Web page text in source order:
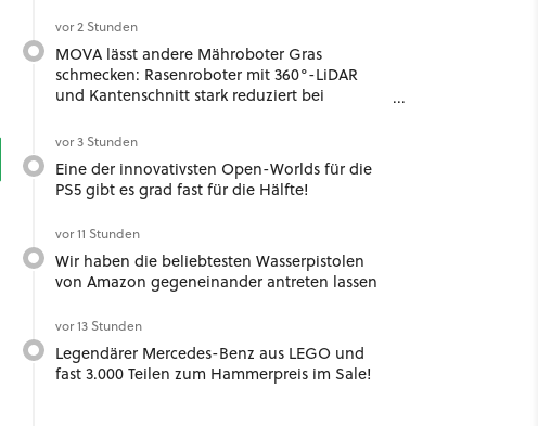
vor 2 Stunden
MOVA lässt andere Mähroboter Gras
schmecken: Rasenroboter mit 360°-LiDAR
und Kantenschnitt stark reduziert bei
vor 3 Stunden
Eine der innovativsten Open-Worlds für die
PS5 gibt es grad fast für die Hälfte!
vor 11 Stunden
Wir haben die beliebtesten Wasserpistolen
von Amazon gegeneinander antreten lassen
vor 13 Stunden
Legendärer Mercedes-Benz aus LEGO und
fast 3.000 Teilen zum Hammerpreis im Sale!